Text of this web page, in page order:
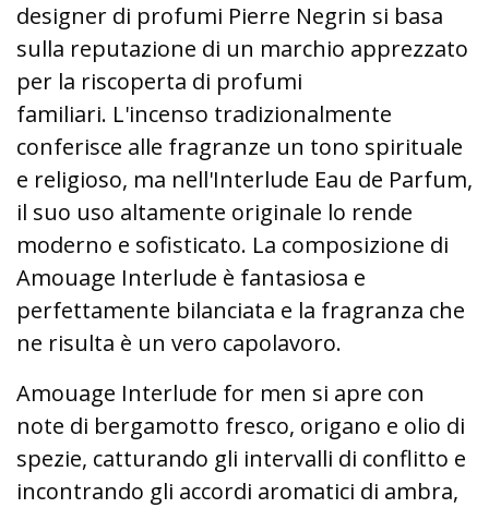
designer di profumi Pierre Negrin si basa
sulla reputazione di un marchio apprezzato
per la riscoperta di profumi
familiari. L'incenso tradizionalmente
conferisce alle fragranze un tono spirituale
e religioso, ma nell'Interlude Eau de Parfum,
il suo uso altamente originale lo rende
moderno e sofisticato. La composizione di
Amouage Interlude è fantasiosa e
perfettamente bilanciata e la fragranza che
ne risulta è un vero capolavoro.
Amouage Interlude for men si apre con
note di bergamotto fresco, origano e olio di
spezie, catturando gli intervalli di conflitto e
incontrando gli accordi aromatici di ambra,